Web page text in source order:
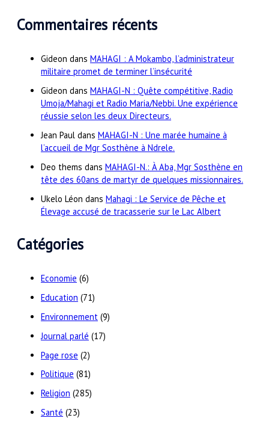
Commentaires récents
Gideon dans MAHAGI : A Mokambo, l’administrateur
militaire promet de terminer l’insécurité
Gideon dans MAHAGI-N : Quête compétitive, Radio
Umoja/Mahagi et Radio Maria/Nebbi. Une expérience
réussie selon les deux Directeurs.
Jean Paul dans MAHAGI-N : Une marée humaine à
l’accueil de Mgr Sosthène à Ndrele.
Deo thems dans MAHAGI-N.: À Aba, Mgr Sosthène en
tête des 60ans de martyr de quelques missionnaires.
Ukelo Léon dans Mahagi : Le Service de Pêche et
Élevage accusé de tracasserie sur le Lac Albert
Catégories
Economie (6)
Education (71)
Environnement (9)
Journal parlé (17)
Page rose (2)
Politique (81)
Religion (285)
Santé (23)